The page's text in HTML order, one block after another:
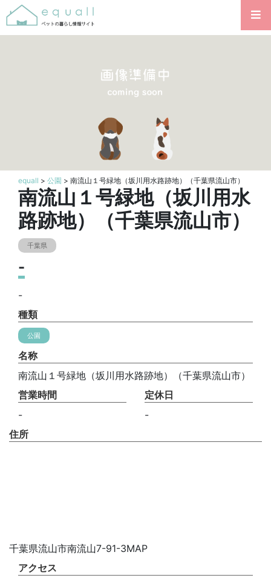
equall > 公園 > 南流山１号緑地（坂川用水路跡地）（千葉県流山市）
南流山１号緑地（坂川用水
路跡地）（千葉県流山市）
千葉県
-
-
種類
公園
名称
南流山１号緑地（坂川用水路跡地）（千葉県流山市）
営業時間
-
定休日
-
住所
千葉県流山市南流山7-91-3MAP
アクセス